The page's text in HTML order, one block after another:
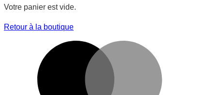
Votre panier est vide.
Retour à la boutique